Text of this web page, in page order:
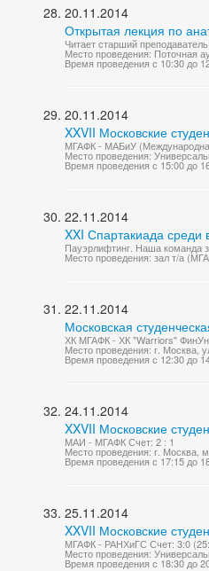
20.11.2014
Открытая лекция по
Читает старший
Место проведения: Поточная
Время проведения с 10:30 до
20.11.2014
XXVII Московские
МГАФК - МАБиУ
Место проведения:
Время проведения с 15:00 до
22.11.2014
XXI Спартакиада
Пауэрлифтинг. Наша команда
Место проведения: зал т/а
22.11.2014
Московская
ХК МГАФК - ХК "Warriors"
Место проведения: г. Москва,
Время проведения с 12:30 до
24.11.2014
XXVII Московские
МАИ - МГАФК Счет: 2 : 1
Место проведения: г. Москва,
Время проведения с 17:15 до
25.11.2014
XXVII Московские
МГАФК - РАНХиГС Счет: 3:0
Место проведения:
Время проведения с 18:30 до